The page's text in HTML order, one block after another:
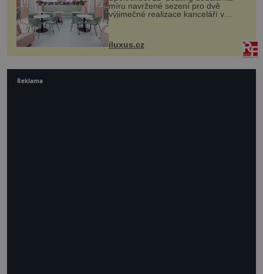
míru navržené sezení pro dvě
výjimečné realizace kanceláří v
areálu MediaCityUK v anglickém
budov Media...
iluxus.cz
Reklama